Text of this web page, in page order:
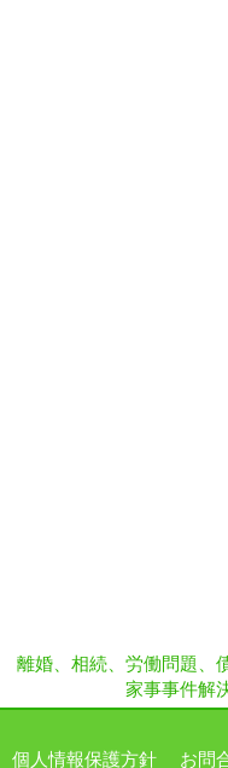
離婚、相続、労働問題、
家事事件解
個人情報保護方針 お問